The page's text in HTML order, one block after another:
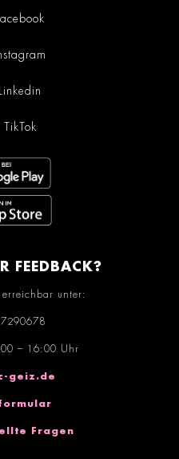
Linkedin
TikTok
FEEDBACK?
unter:
– 16:00 Uhr
geiz.de
Fragen